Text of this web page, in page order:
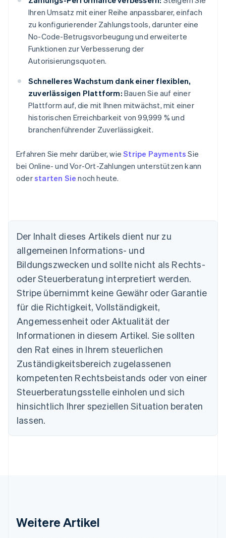
Ihren Umsatz mit einer Reihe anpassbarer, einfach
zu konfigurierender Zahlungstools, darunter eine
No-Code-Betrugsvorbeugung und erweiterte
Funktionen zur Verbesserung der
Autorisierungsquoten.
Schnelleres Wachstum dank einer flexiblen,
zuverlässigen Plattform: Bauen Sie auf einer
Plattform auf, die mit Ihnen mitwächst, mit einer
historischen Erreichbarkeit von 99,999 % und
branchenführender Zuverlässigkeit.
Erfahren Sie mehr darüber, wieStripe Payments Sie
bei Online- und Vor-Ort-Zahlungen unterstützen kann
oderstarten Sie noch heute.
Der Inhalt dieses Artikels dient nur zu
allgemeinen Informations- und
Bildungszwecken und sollte nicht als Rechts-
oder Steuerberatung interpretiert werden.
Stripe übernimmt keine Gewähr oder Garantie
für die Richtigkeit, Vollständigkeit,
Angemessenheit oder Aktualität der
Informationen in diesem Artikel. Sie sollten
den Rat eines in Ihrem steuerlichen
Zuständigkeitsbereich zugelassenen
kompetenten Rechtsbeistands oder von einer
Steuerberatungsstelle einholen und sich
hinsichtlich Ihrer speziellen Situation beraten
lassen.
Weitere Artikel
Australien
English
Nederlands FrançaisDeutschEnglish
Brasilien
English
Bulgarien
English
Dänemark
Deutschland
DeutschEnglish
Estland
English
Festlandchina
简体中文
EnglishSvenska
English